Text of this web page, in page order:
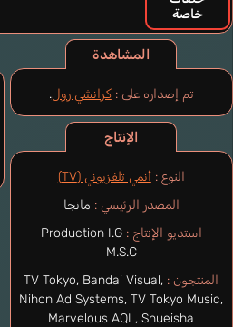
المشاهدة
تم إصداره على : كرانشي رول.
الإنتاج
النوع :أنمي تلفزيوني (TV)
المصدر الرئيسي : مانجا
استديو الإنتاج : Production I.G
M.S.C
المنتجون : TV Tokyo, Bandai Visual,
Nihon Ad Systems, TV Tokyo Music,
Marvelous AQL, Shueisha
خاصة